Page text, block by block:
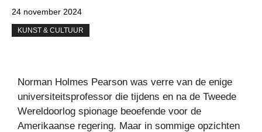
24 november 2024
KUNST & CULTUUR
Norman Holmes Pearson was verre van de enige
universiteitsprofessor die tijdens en na de Tweede
Wereldoorlog spionage beoefende voor de
Amerikaanse regering. Maar in sommige opzichten